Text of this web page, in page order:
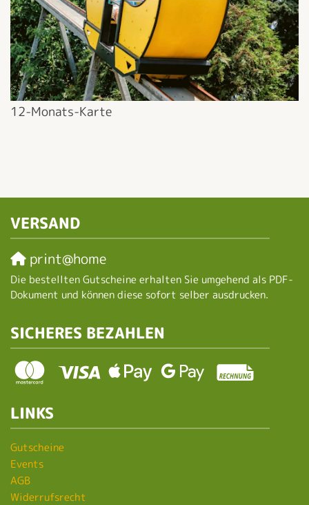
12-Monats-Karte
VERSAND
print@home
Die bestellten Gutscheine erhalten Sie umgehend als PDF-
Dokument und können diese sofort selber ausdrucken.
SICHERES BEZAHLEN
LINKS
Gutscheine
Events
AGB
Widerrufsrecht